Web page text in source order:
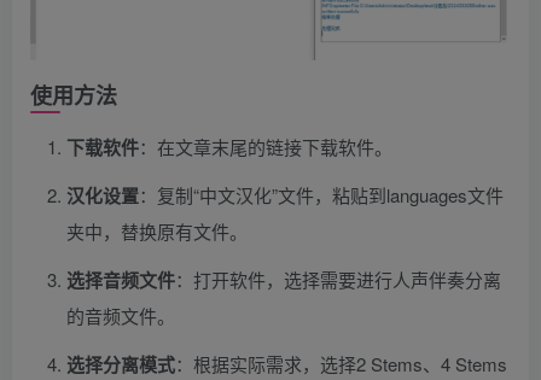
使用方法
下载软件：在文章末尾的链接下载软件。
汉化设置：复制“中文汉化”文件，粘贴到languages文件
夹中，替换原有文件。
选择音频文件：打开软件，选择需要进行人声伴奏分离
的音频文件。
选择分离模式：根据实际需求，选择2 Stems、4 Stems